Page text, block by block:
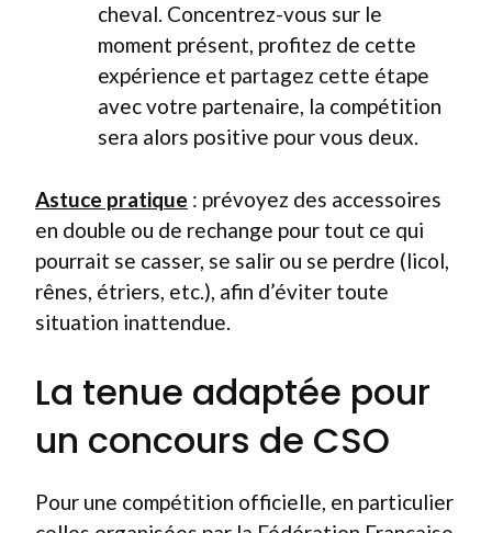
cheval. Concentrez-vous sur le
moment présent, profitez de cette
expérience et partagez cette étape
avec votre partenaire, la compétition
sera alors positive pour vous deux.
Astuce pratique : prévoyez des accessoires
en double ou de rechange pour tout ce qui
pourrait se casser, se salir ou se perdre (licol,
rênes, étriers, etc.), afin d’éviter toute
situation inattendue.
La tenue adaptée pour
un concours de CSO
Pour une compétition officielle, en particulier